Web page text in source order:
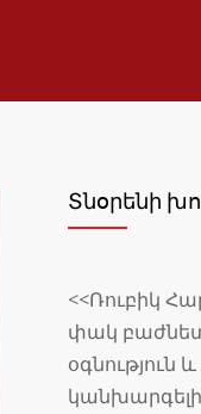
Տնօրենի
<<Ռուբիկ
փակ